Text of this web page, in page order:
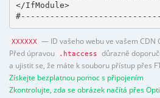
</IfModule>
XXXXXX
— ID vašeho webu ve vašem CDN
Před úpravou
.htaccess
důrazně
a ujistit se, že máte k souboru přístup přes
Získejte bezplatnou pomoc s připojením
Zkontrolujte, zda se obrázek načítá přes